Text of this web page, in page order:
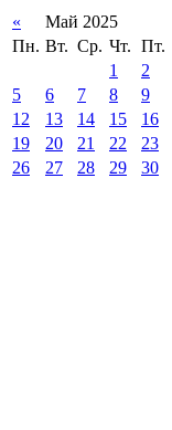
« Май 2025
Пн. Вт. Ср. Чт. Пт.
1
2
5
6 7 8 9
12
13 14 15 16
19
20 21 22 23
26
27 28 29 30